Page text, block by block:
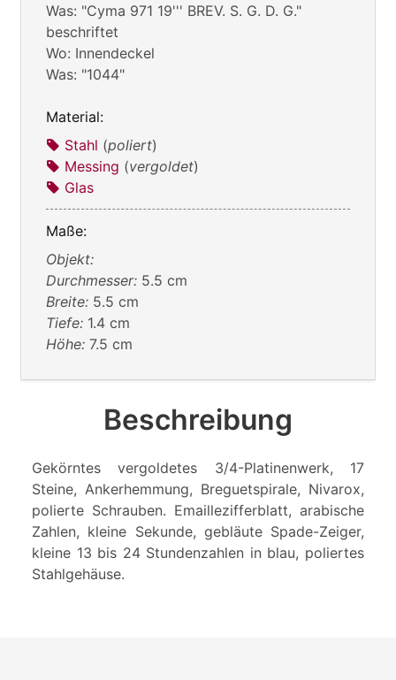
Was: "Cyma 971 19''' BREV. S. G. D. G."
beschriftet
Wo: Innendeckel
Was: "1044"
Material:
Stahl (poliert)
Messing (vergoldet)
Glas
Maße:
Objekt:
Durchmesser: 5.5 cm
Breite: 5.5 cm
Tiefe: 1.4 cm
Höhe: 7.5 cm
Beschreibung
Gekörntes vergoldetes 3/4-Platinenwerk, 17
Steine, Ankerhemmung, Breguetspirale, Nivarox,
polierte Schrauben. Emaillezifferblatt, arabische
Zahlen, kleine Sekunde, gebläute Spade-Zeiger,
kleine 13 bis 24 Stundenzahlen in blau, poliertes
Stahlgehäuse.